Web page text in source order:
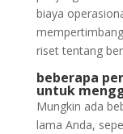
biaya
riset tentang
beberapa
untuk
Mungkin ada
lama Anda,